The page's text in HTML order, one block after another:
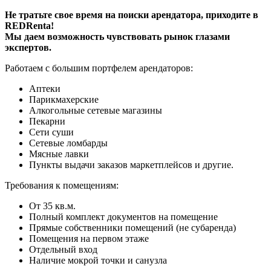
Не тратьте свое время на поиски арендатора, приходите в
REDRenta!
Мы даем возможность чувствовать рынок глазами
экспертов.
Работаем с большим портфелем арендаторов:
Аптеки
Парикмахерские
Алкогольные сетевые магазины
Пекарни
Сети суши
Сетевые ломбарды
Мясные лавки
Пункты выдачи заказов маркетплейсов и другие.
Требования к помещениям:
От 35 кв.м.
Полный комплект документов на помещение
Прямые собственники помещений (не субаренда)
Помещения на первом этаже
Отдельный вход
Наличие мокрой точки и санузла